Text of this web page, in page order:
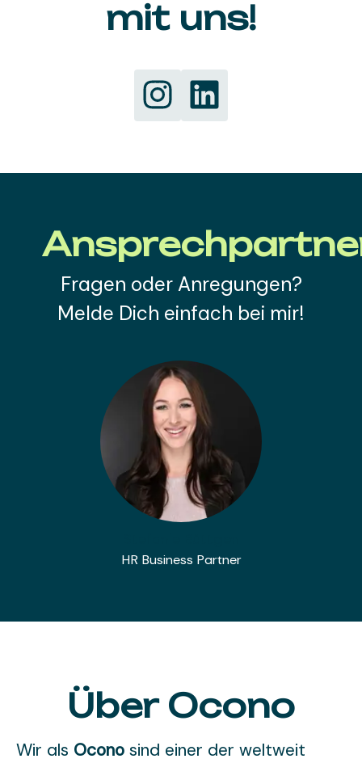
mit uns!
Fragen oder Anregungen?
Melde Dich einfach bei mir!
HR Business Partner
Über Ocono
Wir als Ocono sind einer der weltweit